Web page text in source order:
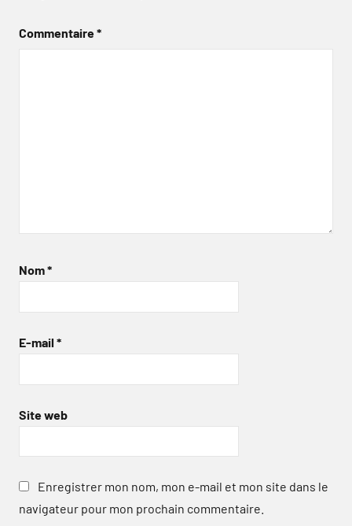
Commentaire*
Nom*
E-mail *
Site web
Enregistrer mon nom, mon e-mail et mon site dans le
navigateur pour mon prochain commentaire.